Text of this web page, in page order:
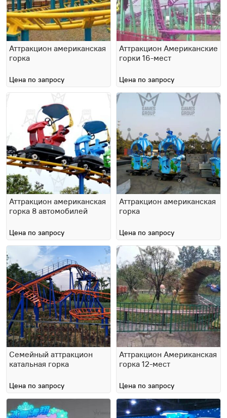
Аттракцион американская
горка
Цена по запросу
Аттракцион Американские
горки 16-мест
Цена по запросу
Аттракцион американская
горка 8 автомобилей
Цена по запросу
Аттракцион американская
горка
Цена по запросу
Семейный аттракцион
катальная горка
Цена по запросу
Аттракцион Американская
горка 12-мест
Цена по запросу